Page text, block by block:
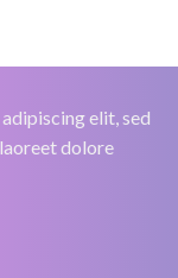
elit, sed
dolore